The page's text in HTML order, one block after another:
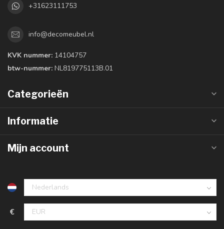
+31623111753
info@decomeubel.nl
KVK nummer: 14104757
btw-nummer: NL819775113B.01
Categorieën
Informatie
Mijn account
€